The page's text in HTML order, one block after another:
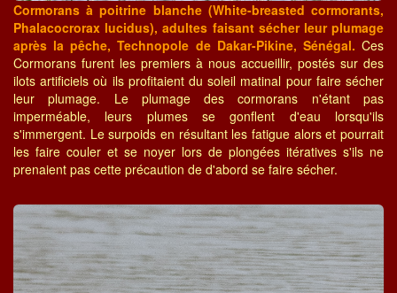
Cormorans à poitrine blanche (White-breasted cormorants,
Phalacocrorax lucidus), adultes faisant sécher leur plumage
après la pêche, Technopole de Dakar-Pikine, Sénégal. Ces
Cormorans furent les premiers à nous accueillir, postés sur des
ilots artificiels où ils profitaient du soleil matinal pour faire sécher
leur plumage. Le plumage des cormorans n'étant pas
imperméable, leurs plumes se gonflent d'eau lorsqu'ils
s'immergent. Le surpoids en résultant les fatigue alors et pourrait
les faire couler et se noyer lors de plongées itératives s'ils ne
prenaient pas cette précaution de d'abord se faire sécher.